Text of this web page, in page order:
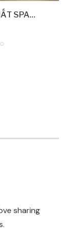
SPA...
sharing